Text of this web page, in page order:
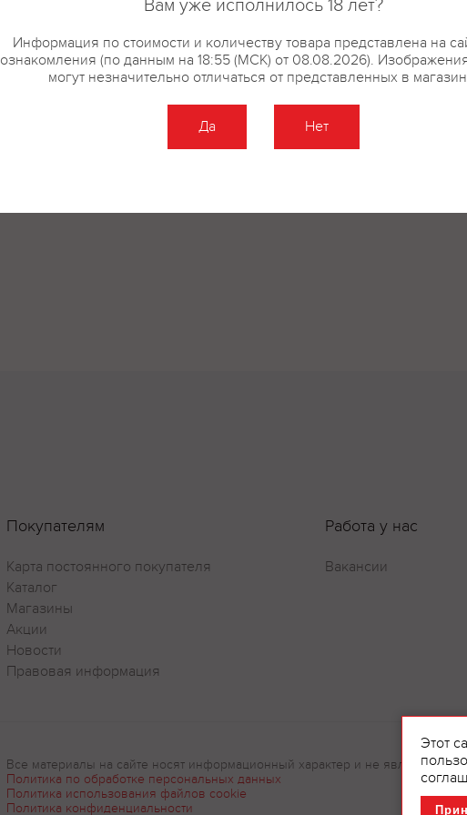
Покупателям
Карта постоянного покупателя
Каталог
Магазины
Акции
Новости
Правовая информация
Работа у нас
Вакансии
Все материалы на сайте носят информационный характер и не являются
Политика по обработке персональных данных
Политика использования файлов cookie
Политика конфиденциальности
Этот
Вам уже исполнилось 18 лет?
Информация по стоимости и количеству товара представлена на
ознакомления (по данным на 18:55 (МСК) от 08.08.2026).
могут незначительно отличаться от представленных в
Да Нет